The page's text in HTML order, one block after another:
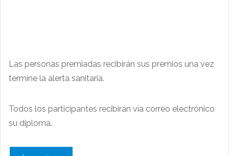
Las personas premiadas recibirán sus premios una vez
termine la alerta sanitaria.
Todos los participantes recibirán vía correo electrónico
su diploma.